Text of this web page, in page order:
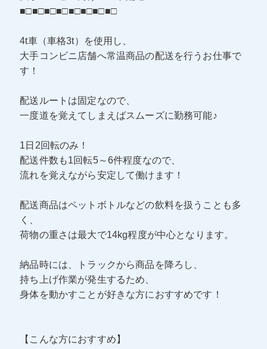
■□■□■□■□■□■□■□■□
4t車（車格3t）を使用し、
大手コンビニ店舗へ常温商品の配送を行うお仕事で
す！
配送ルートは固定なので、
一度道を覚えてしまえばスムーズに勤務可能♪
1日2回転のみ！
配送件数も1回転5～6件程度なので、
流れを覚えながら安定して働けます！
配送商品はペットボトルなどの飲料を扱うことも多
く、
荷物の重さは最大で14kg程度が中心となります。
納品時には、トラックから商品を降ろし、
持ち上げ作業が発生するため、
身体を動かすことが好きな方におすすめです！
【こんな方におすすめ】